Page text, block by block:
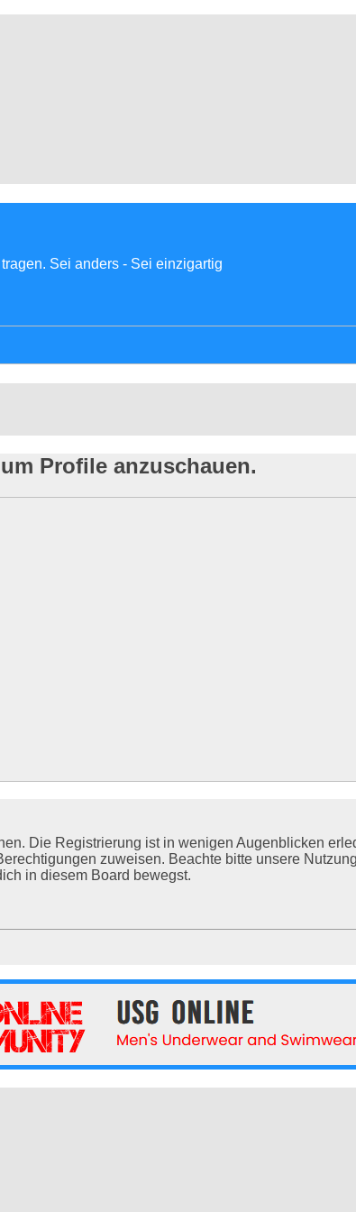
Sei anders - Sei einzigartig
Profile anzuschauen.
Die Registrierung ist in wenigen Augenblicken
zuweisen. Beachte bitte unsere
in diesem Board bewegst.